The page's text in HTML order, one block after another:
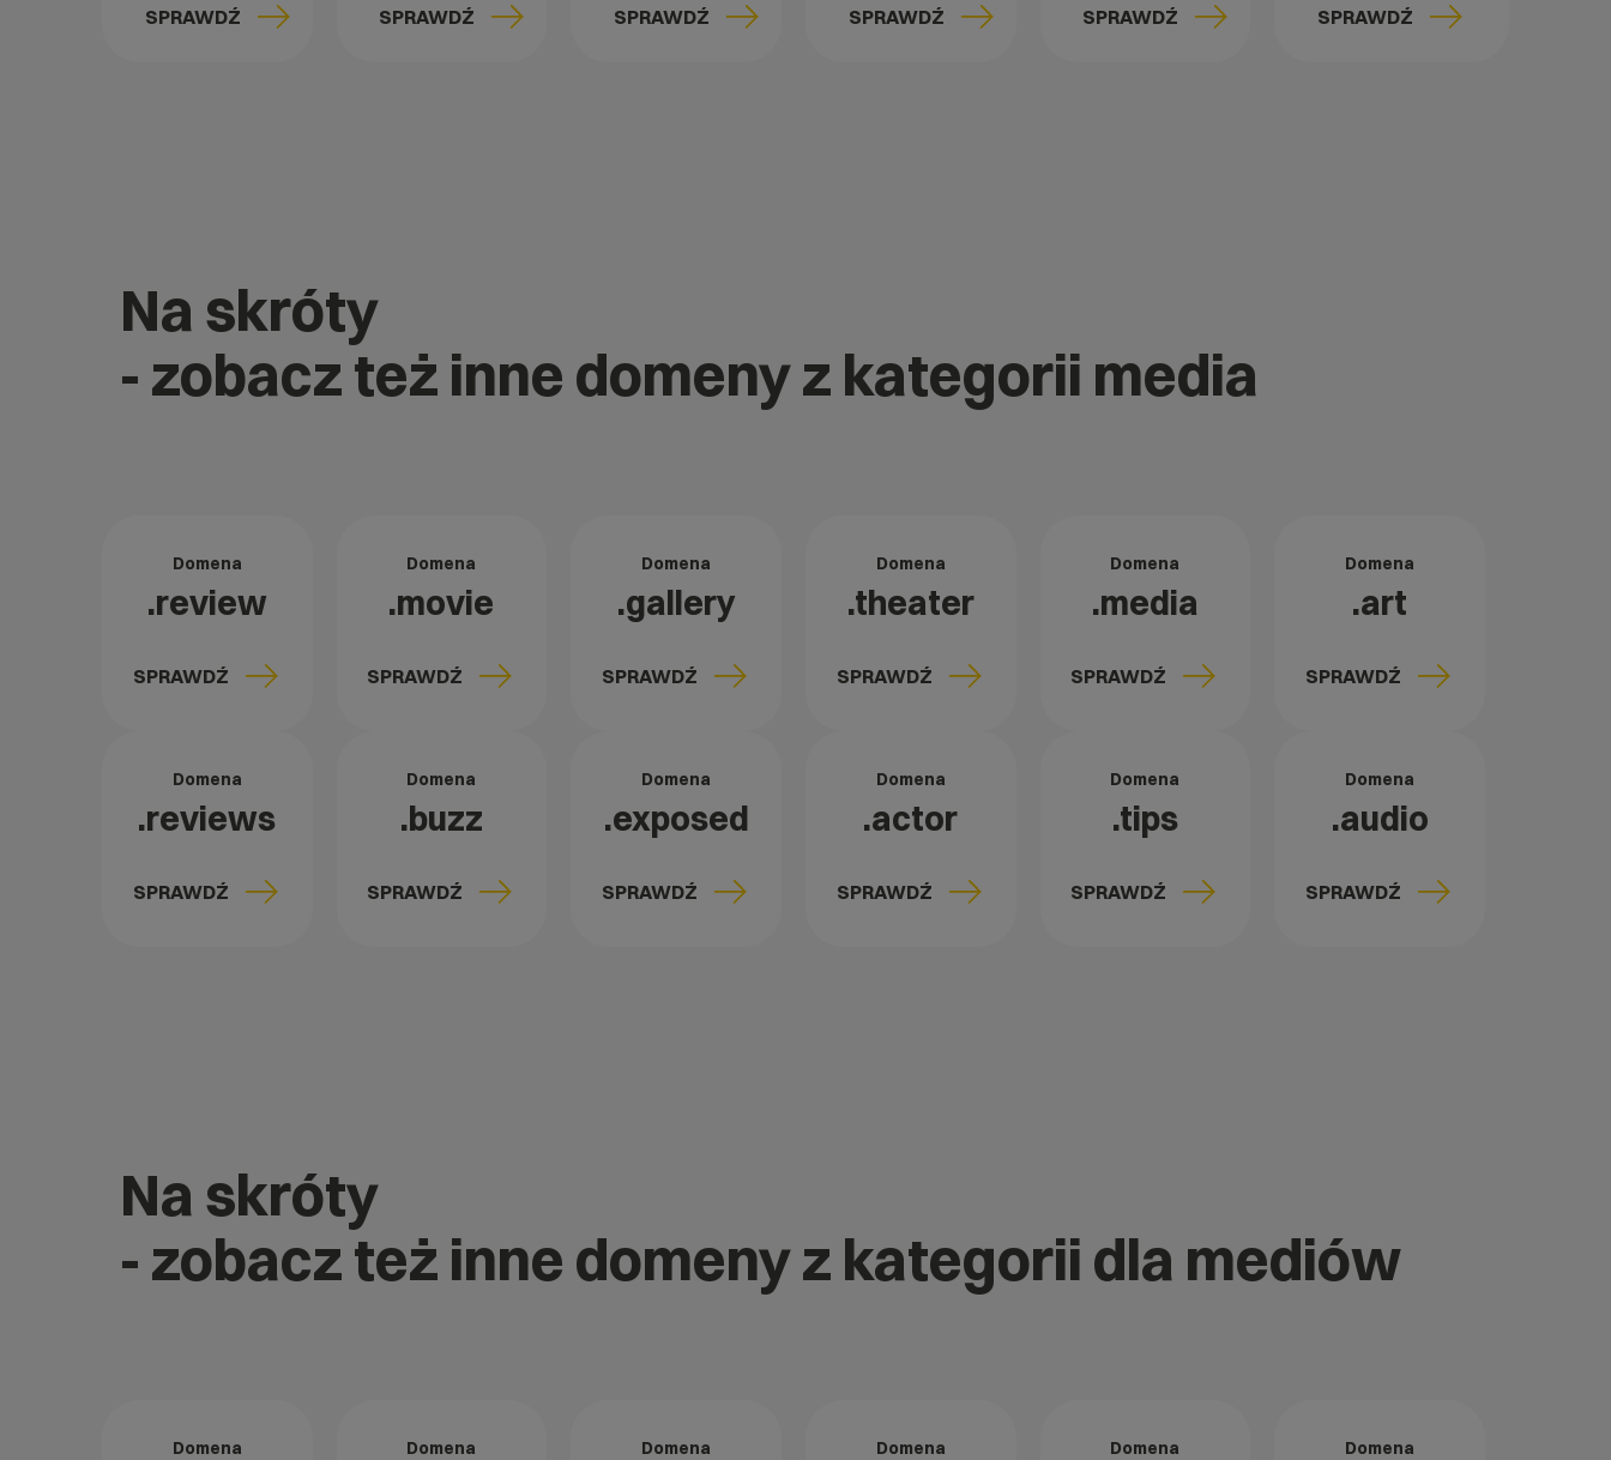
SPRAWDŹ SPRAWDŹ SPRAWDŹ SPRAWDŹ SPRAWDŹ SPRAWDŹ
Na skróty
- zobacz też inne domeny z kategorii media
Domena
.review
SPRAWDŹ
Domena
.movie
SPRAWDŹ
Domena
.gallery
SPRAWDŹ
Domena
.theater
SPRAWDŹ
Domena
.media
SPRAWDŹ
Domena
.art
SPRAWDŹ
Domena
.reviews
SPRAWDŹ
Domena
.buzz
SPRAWDŹ
Domena
.exposed
SPRAWDŹ
Domena
.actor
SPRAWDŹ
Domena
.tips
SPRAWDŹ
Domena
.audio
SPRAWDŹ
Na skróty
- zobacz też inne domeny z kategorii dla mediów
Domena Domena Domena Domena Domena Domena